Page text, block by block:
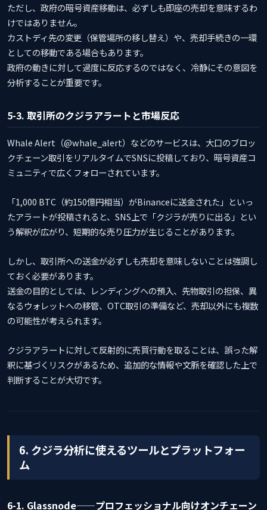
ただし、政府の暗号資産移動は、必ずしも即座の売却を意味するわ
けではありません。
カストディ先の変更（保管場所の移し替え）や、売却手続きの一環
としての移動である場合もあります。
政府の動きに対して過度に反応するのではなく、冷静にその意図を
分析することが重要です。
5-3. 取引所のクジラアラートと市場反応
Whale Alert（@whale_alert）などのサービスは、大口のブロッ
クチェーン取引をリアルタイムでSNSに投稿しており、暗号資産コ
ミュニティで広くフォローされています。
「1,000 BTC（約150億円相当）がBinanceに送金された」といっ
たアラートが投稿されると、SNS上で「クジラが売りに出る」とい
う解釈が広がり、短期的な売り圧力が生じることがあります。
しかし、取引所への送金が必ずしも売却を意味しないことは強調し
ておく必要があります。
送金の目的としては、レンディングへの預入、先物取引の担保、異
なるウォレットへの移管、OTC取引の準備など、売却以外にも複数
の可能性が考えられます。
クジラアラートに対して反射的に売買行動を取ることは、誤った解
釈に基づくリスクがあるため、追加的な情報や文脈を確認した上で
判断することが大切です。
6. クジラ分析に使えるツールとプラットフォー
ム
6-1. Glassnode——プロフェッショナル向けオンチェーン